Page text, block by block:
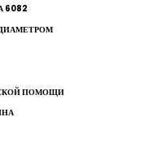
6082
ПОМОЩИ